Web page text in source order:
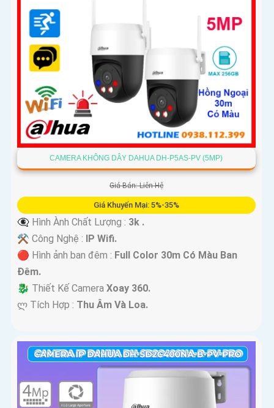
CAMERA KHÔNG DÂY DAHUA DH-P5AS-PV (5MP)
Giá Bán: Liên Hệ
Giá Khuyến Mại: 5%-35%
👁️‍🗨 Hình Ành Chất Lượng : 3k .
⚒ Công Nghệ : IP Wifi.
🔴 Hình ảnh ban đêm : Full Color 30m Có Màu Ban
Ðêm.
🐉️ Thiết Kế Camera Xoay 360.
️ლ Tích Hợp : Thu Âm Và Loa.